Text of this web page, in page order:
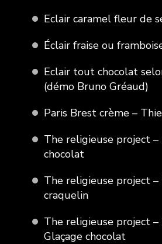
Eclair caramel fleur de
Éclair fraise ou
Eclair tout chocolat
(démo Bruno Gréaud)
Paris Brest crème –
The religieuse project
chocolat
The religieuse project –
craquelin
The religieuse project
Glaçage chocolat